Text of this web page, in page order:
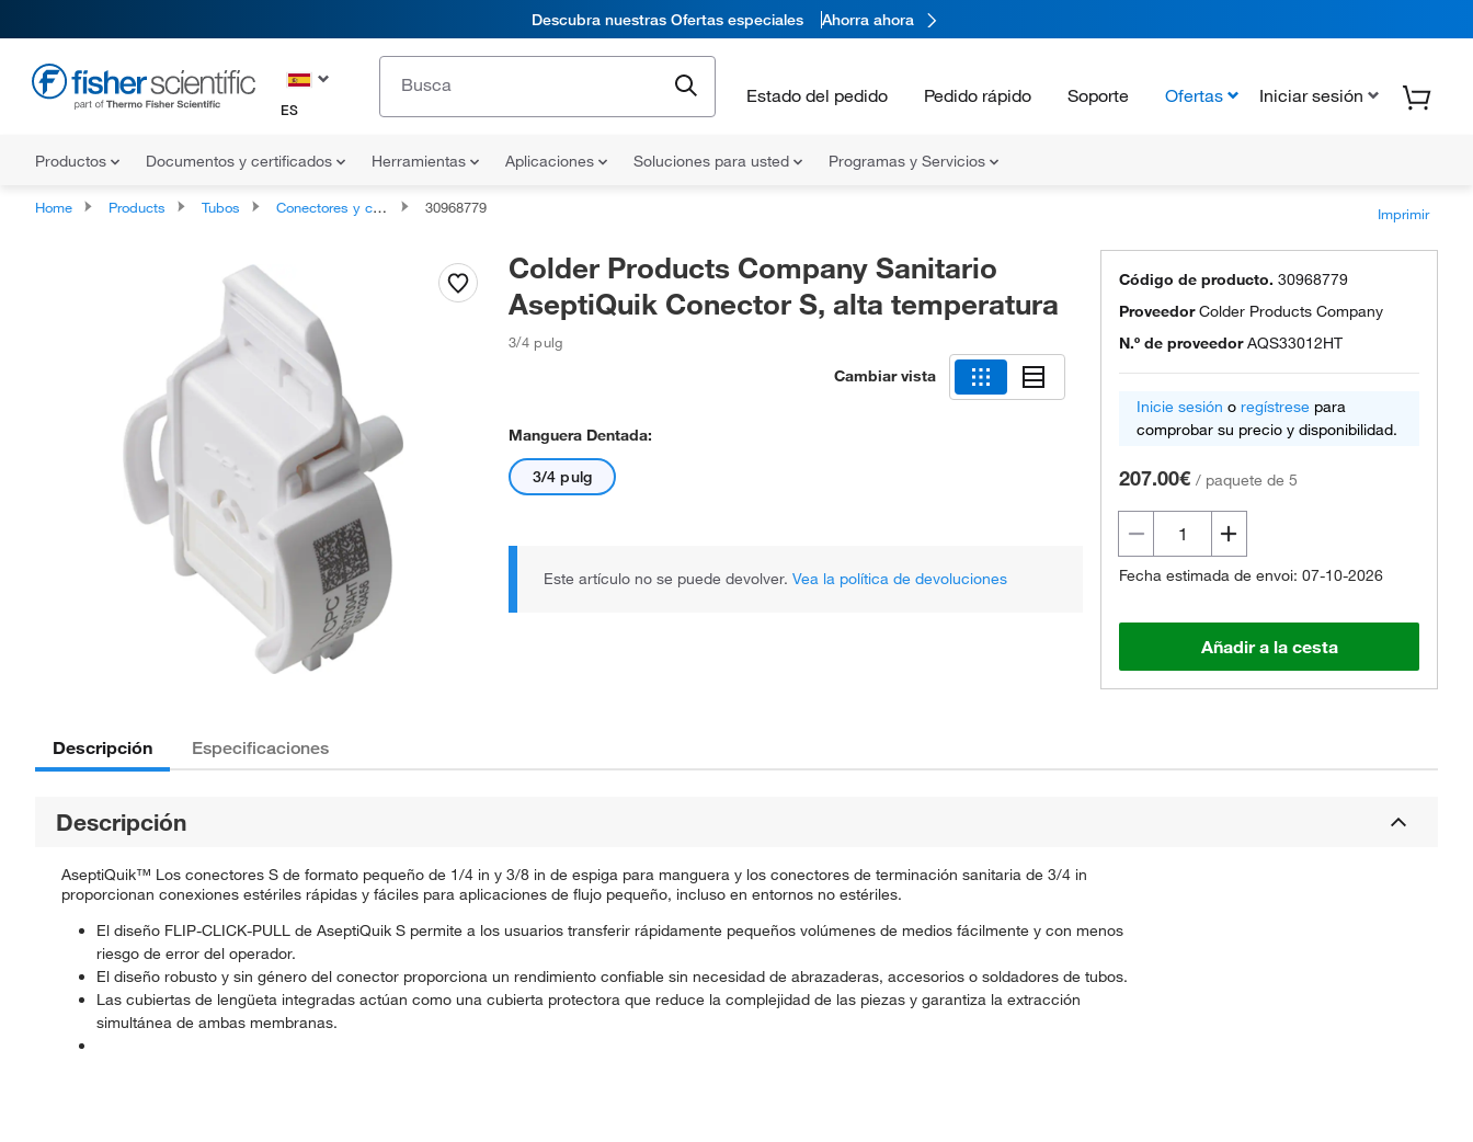
Descubra nuestras Ofertas especiales Ahorra ahora
ES
Estado del pedido Pedido rápido Soporte Ofertas Iniciar sesión
Productos Documentos y certificados Herramientas Aplicaciones Soluciones para usted Programas y Servicios
Home Products Tubos Conectores y conexiones de tubos 30968779 Imprimir
Colder Products Company Sanitario
AseptiQuik Conector S, alta temperatura
3/4 pulg
Cambiar vista
Manguera Dentada:
3/4 pulg
Este artículo no se puede devolver. Vea la política de devoluciones
Código de producto. 30968779
ProveedorColder Products Company
N.º de proveedor AQS33012HT
Inicie sesión o regístrese para
comprobar su precio y disponibilidad.
207.00€ / paquete de 5
Fecha estimada de envoi: 07-10-2026
Añadir a la cesta
Descripción Especificaciones
Descripción
AseptiQuik™ Los conectores S de formato pequeño de 1/4 in y 3/8 in de espiga para manguera y los conectores de terminación sanitaria de 3/4 in
proporcionan conexiones estériles rápidas y fáciles para aplicaciones de flujo pequeño, incluso en entornos no estériles.
El diseño FLIP-CLICK-PULL de AseptiQuik S permite a los usuarios transferir rápidamente pequeños volúmenes de medios fácilmente y con menos
riesgo de error del operador.
El diseño robusto y sin género del conector proporciona un rendimiento confiable sin necesidad de abrazaderas, accesorios o soldadores de tubos.
Las cubiertas de lengüeta integradas actúan como una cubierta protectora que reduce la complejidad de las piezas y garantiza la extracción
simultánea de ambas membranas.